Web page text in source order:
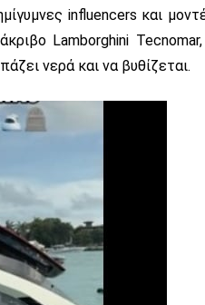
influencers και
Lamborghini
νερά και να βυθίζεται.